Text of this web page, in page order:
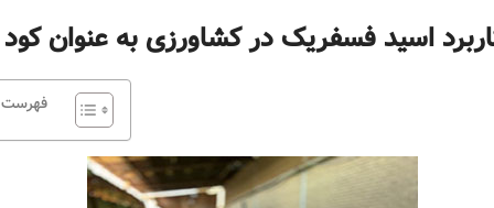
اسید فسفریک در کشاورزی به عنوان کود
فهرست